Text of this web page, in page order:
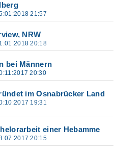
21:57
NRW
20:18
bei Männern
20:30
im Osnabrücker Land
19:31
einer Hebamme
20:15